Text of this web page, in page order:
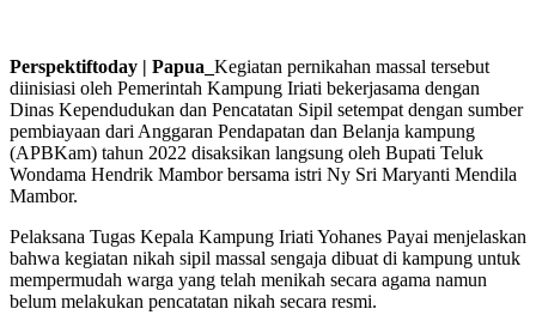
Perspektiftoday | Papua_ Kegiatan pernikahan massal tersebut
diinisiasi oleh Pemerintah Kampung Iriati bekerjasama dengan
Dinas Kependudukan dan Pencatatan Sipil setempat dengan sumber
pembiayaan dari Anggaran Pendapatan dan Belanja kampung
(APBKam) tahun 2022 disaksikan langsung oleh Bupati Teluk
Wondama Hendrik Mambor bersama istri Ny Sri Maryanti Mendila
Mambor.
Pelaksana Tugas Kepala Kampung Iriati Yohanes Payai menjelaskan
bahwa kegiatan nikah sipil massal sengaja dibuat di kampung untuk
mempermudah warga yang telah menikah secara agama namun
belum melakukan pencatatan nikah secara resmi.